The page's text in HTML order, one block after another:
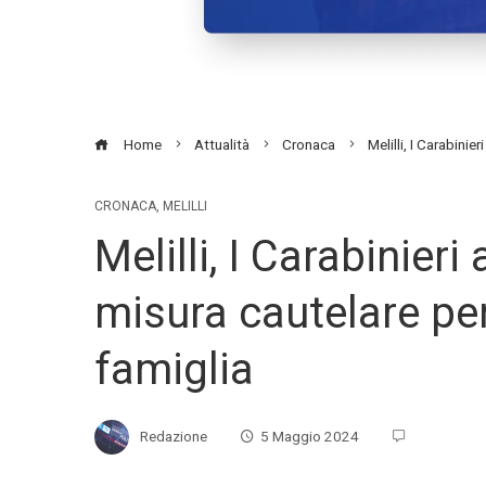
Home Attualità Cronaca Melilli, I
CRONACA, MELILLI
Melilli, I Carabinieri
misura cautelare
famiglia
Redazione 5 Maggio 2024